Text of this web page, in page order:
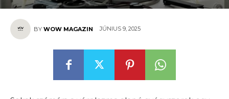
BY WOW MAGAZIN JÚNIUS 9, 2025